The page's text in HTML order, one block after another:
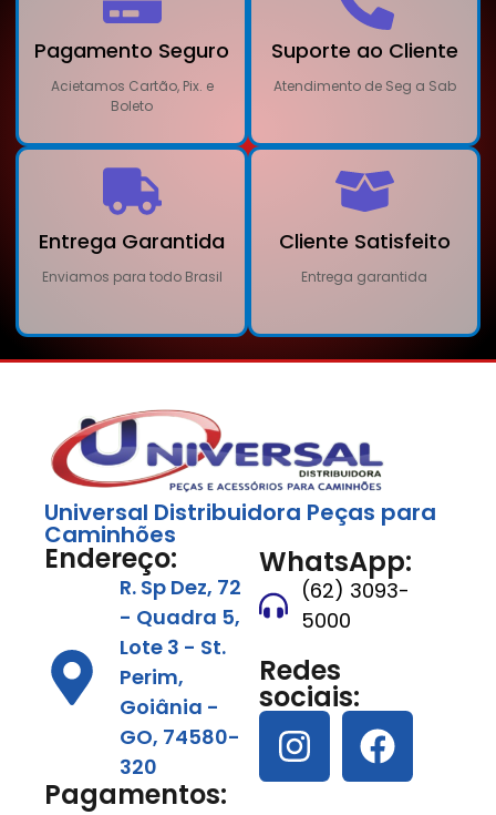
Pagamento Seguro
Acietamos Cartão, Pix. e
Boleto
Suporte ao Cliente
Atendimento de Seg a Sab
Entrega Garantida
Enviamos para todo Brasil
Cliente Satisfeito
Entrega garantida
Universal Distribuidora Peças para
Caminhões
Endereço:
R. Sp Dez, 72
- Quadra 5,
Lote 3 - St.
Perim,
Goiânia -
GO, 74580-
320
Pagamentos:
WhatsApp:
(62) 3093-
5000
Redes
sociais: